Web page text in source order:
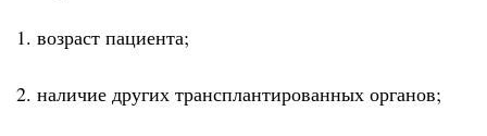
1. возраст пациента;
2. наличие других трансплантированных органов;